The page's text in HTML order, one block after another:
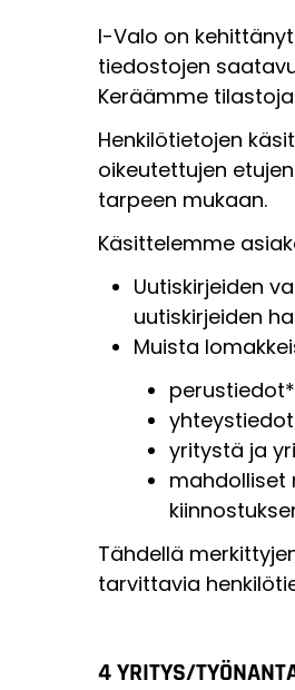
I-Valo on
tiedostojen
Keräämme
Henkilötietojen
oikeutettujen
tarpeen mukaan.
Käsittelemme
Uutiskirjeiden
uutiskirjeiden
Muista
yritystä ja
mahdolliset
Tähdellä
tarvittavia
4 YRITYS/